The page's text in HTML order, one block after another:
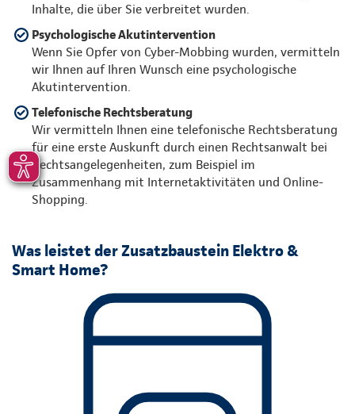
Inhalte, die über Sie verbreitet wurden.
Psychologische Akutintervention
Wenn Sie Opfer von Cyber-Mobbing wurden, vermitteln
wir Ihnen auf Ihren Wunsch eine psychologische
Akutintervention.
Telefonische Rechtsberatung
Wir vermitteln Ihnen eine telefonische Rechtsberatung
für eine erste Auskunft durch einen Rechtsanwalt bei
Rechtsangelegenheiten, zum Beispiel im
Zusammenhang mit Internetaktivitäten und Online-
Shopping.
Was leistet der Zusatzbaustein Elektro &
Smart Home?